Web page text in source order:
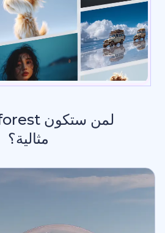
لمن ستكون Renderforest